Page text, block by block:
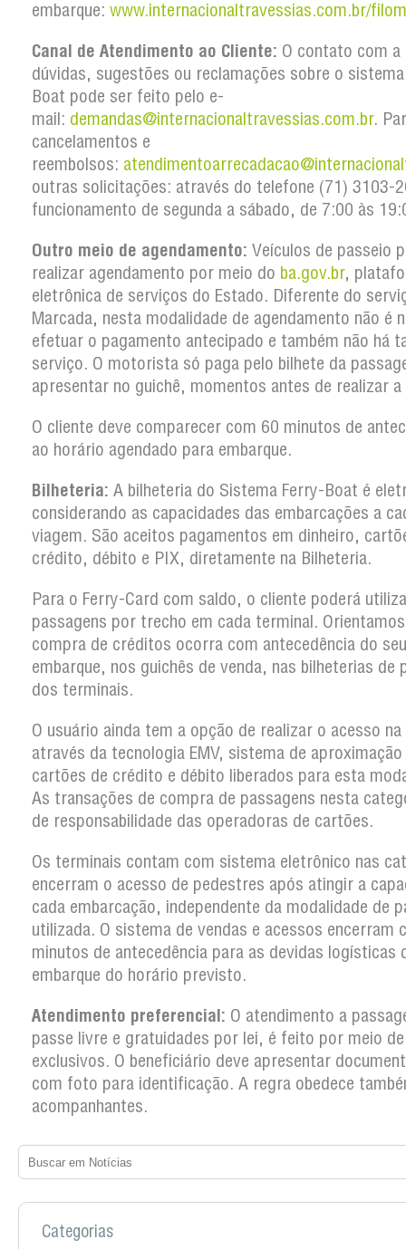
embarque: www.internacionaltravessias.com.br/
Canal de Atendimento ao Cliente: O contato com a
dúvidas, sugestões ou reclamações sobre o
Boat pode ser feito pelo e-
mail: demandas@internacionaltravessias.com.br.
cancelamentos e
reembolsos:
outras solicitações: através do telefone (71) 3103-
funcionamento de segunda a sábado, de 7:00 às
Outro meio de agendamento: Veículos de passeio
realizar agendamento por meio do ba.gov.br,
eletrônica de serviços do Estado. Diferente do
Marcada, nesta modalidade de agendamento não é
efetuar o pagamento antecipado e também não há
serviço. O motorista só paga pelo bilhete da
apresentar no guichê, momentos antes de realizar
O cliente deve comparecer com 60 minutos de
ao horário agendado para embarque.
Bilheteria: A bilheteria do Sistema Ferry-Boat é
considerando as capacidades das embarcações a
viagem. São aceitos pagamentos em dinheiro,
crédito, débito e PIX, diretamente na Bilheteria.
Para o Ferry-Card com saldo, o cliente poderá
passagens por trecho em cada terminal.
compra de créditos ocorra com antecedência do seu
embarque, nos guichês de venda, nas bilheterias de
dos terminais.
O usuário ainda tem a opção de realizar o acesso
através da tecnologia EMV, sistema de
cartões de crédito e débito liberados para esta
As transações de compra de passagens nesta
de responsabilidade das operadoras de cartões.
Os terminais contam com sistema eletrônico nas
encerram o acesso de pedestres após atingir a
cada embarcação, independente da modalidade de
utilizada. O sistema de vendas e acessos encerram
minutos de antecedência para as devidas logísticas
embarque do horário previsto.
Atendimento preferencial: O atendimento a
passe livre e gratuidades por lei, é feito por meio
exclusivos. O beneficiário deve apresentar
com foto para identificação. A regra obedece
acompanhantes.
Categorias